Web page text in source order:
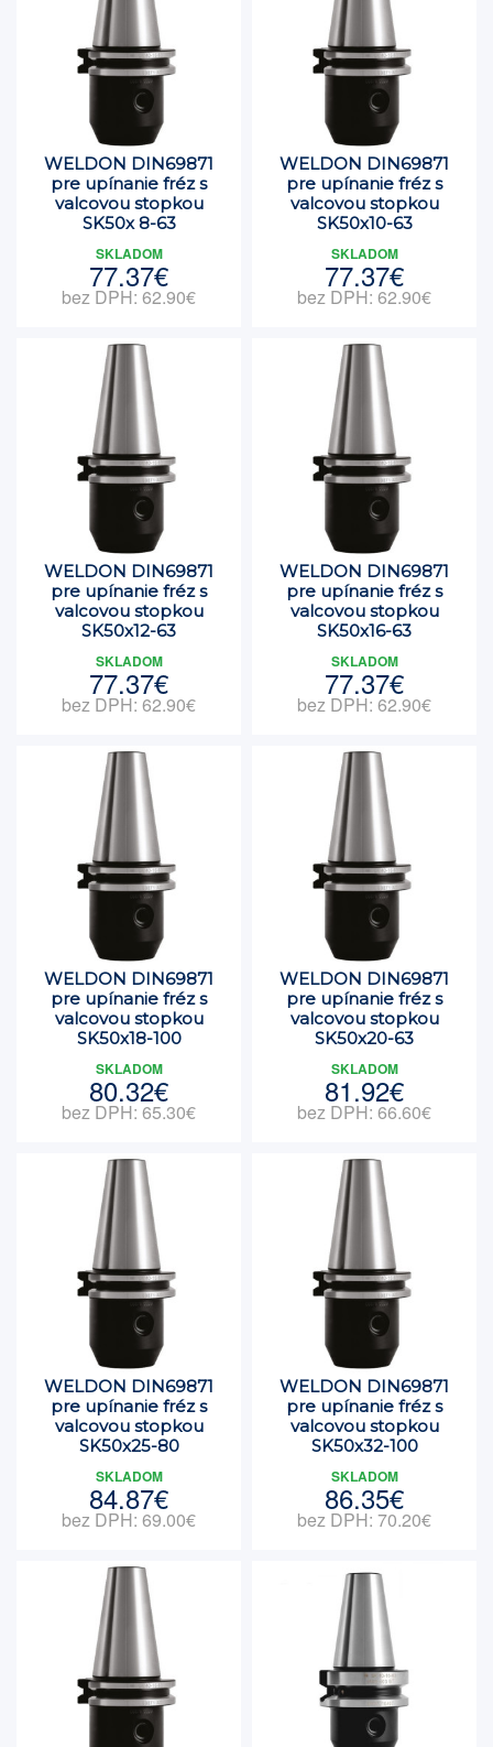
WELDON DIN69871
pre upínanie fréz s
valcovou stopkou
SK50x 8-63
SKLADOM
77.37€
bez DPH: 62.90€
WELDON DIN69871
pre upínanie fréz s
valcovou stopkou
SK50x10-63
SKLADOM
77.37€
bez DPH: 62.90€
WELDON DIN69871
pre upínanie fréz s
valcovou stopkou
SK50x12-63
SKLADOM
77.37€
bez DPH: 62.90€
WELDON DIN69871
pre upínanie fréz s
valcovou stopkou
SK50x16-63
SKLADOM
77.37€
bez DPH: 62.90€
WELDON DIN69871
pre upínanie fréz s
valcovou stopkou
SK50x18-100
SKLADOM
80.32€
bez DPH: 65.30€
WELDON DIN69871
pre upínanie fréz s
valcovou stopkou
SK50x20-63
SKLADOM
81.92€
bez DPH: 66.60€
WELDON DIN69871
pre upínanie fréz s
valcovou stopkou
SK50x25-80
SKLADOM
84.87€
bez DPH: 69.00€
WELDON DIN69871
pre upínanie fréz s
valcovou stopkou
SK50x32-100
SKLADOM
86.35€
bez DPH: 70.20€